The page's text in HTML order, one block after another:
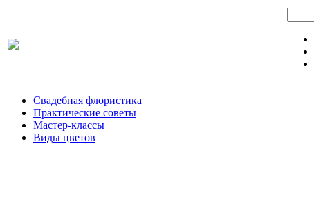
Свадебная флористика
Практические советы
Мастер-классы
Виды цветов